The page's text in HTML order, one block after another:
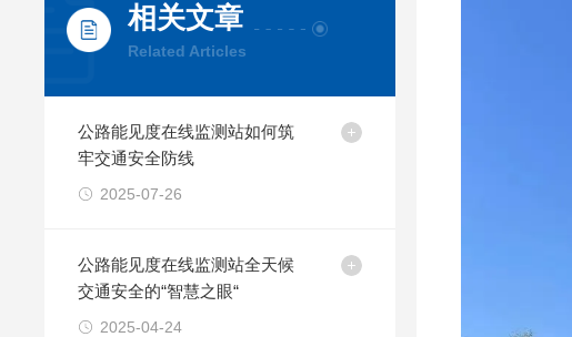
相关文章
Related Articles
公路能见度在线监测站如何筑
牢交通安全防线
2025-07-26
公路能见度在线监测站全天候
交通安全的“智慧之眼“
2025-04-24